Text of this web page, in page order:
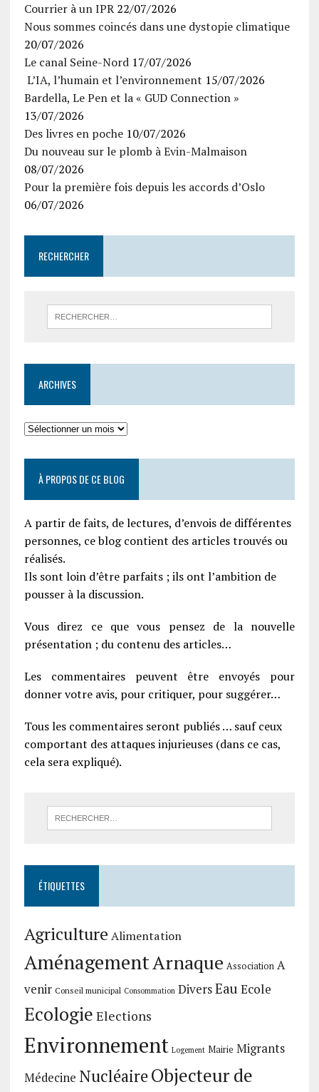
Courrier à un IPR 22/07/2026
Nous sommes coincés dans une dystopie climatique
20/07/2026
Le canal Seine-Nord 17/07/2026
L’IA, l’humain et l’environnement 15/07/2026
Bardella, Le Pen et la « GUD Connection »
13/07/2026
Des livres en poche 10/07/2026
Du nouveau sur le plomb à Evin-Malmaison
08/07/2026
Pour la première fois depuis les accords d’Oslo
06/07/2026
RECHERCHER
ARCHIVES
À PROPOS DE CE BLOG
A partir de faits, de lectures, d’envois de différentes
personnes, ce blog contient des articles trouvés ou
réalisés.
Ils sont loin d’être parfaits ; ils ont l’ambition de
pousser à la discussion.
Vous direz ce que vous pensez de la nouvelle
présentation ; du contenu des articles…
Les commentaires peuvent être envoyés pour
donner votre avis, pour critiquer, pour suggérer…
Tous les commentaires seront publiés … sauf ceux
comportant des attaques injurieuses (dans ce cas,
cela sera expliqué).
ÉTIQUETTES
Agriculture Alimentation
AménagementArnaque Association A
venir Conseil municipal Consommation DiversEau Ecole
Ecologie Elections
Environnement Logement Mairie Migrants
Médecine NucléaireObjecteur de